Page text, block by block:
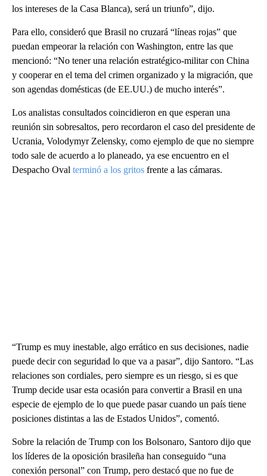
los intereses de la Casa Blanca), será un triunfo”, dijo.
Para ello, consideró que Brasil no cruzará “líneas rojas” que
puedan empeorar la relación con Washington, entre las que
mencionó: “No tener una relación estratégico-militar con China
y cooperar en el tema del crimen organizado y la migración, que
son agendas domésticas (de EE.UU.) de mucho interés”.
Los analistas consultados coincidieron en que esperan una
reunión sin sobresaltos, pero recordaron el caso del presidente de
Ucrania, Volodymyr Zelensky, como ejemplo de que no siempre
todo sale de acuerdo a lo planeado, ya ese encuentro en el
Despacho Oval terminó a los gritos frente a las cámaras.
“Trump es muy inestable, algo errático en sus decisiones, nadie
puede decir con seguridad lo que va a pasar”, dijo Santoro. “Las
relaciones son cordiales, pero siempre es un riesgo, si es que
Trump decide usar esta ocasión para convertir a Brasil en una
especie de ejemplo de lo que puede pasar cuando un país tiene
posiciones distintas a las de Estados Unidos”, comentó.
Sobre la relación de Trump con los Bolsonaro, Santoro dijo que
los líderes de la oposición brasileña han conseguido “una
conexión personal” con Trump, pero destacó que no fue de